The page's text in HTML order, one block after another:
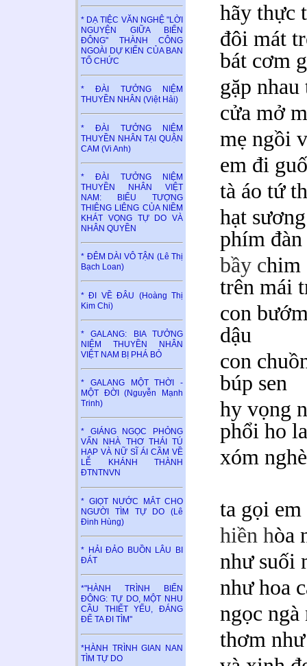
* DẠ TIỆC VĂN NGHỆ "LỜI
NGUYỆN GIỮA BIỂN
ĐÔNG" THÀNH CÔNG
NGOÀI DỰ KIẾN CỦA BAN
TỔ CHỨC
* ĐÀI TƯỞNG NIỆM
THUYỀN NHÂN (Việt Hải)
* ĐÀI TƯỞNG NIỆM
THUYỀN NHÂN TẠI QUẬN
CAM (Vi Anh)
* ĐÀI TƯỞNG NIỆM
THUYỀN NHÂN VIỆT
NAM: BIỂU TƯỢNG
THIÊNG LIÊNG CỦA NIỀM
KHÁT VỌNG TỰ DO VÀ
NHÂN QUYỀN
* ĐÊM DÀI VÔ TẬN (Lê Thị
Bạch Loan)
* ĐI VỀ ĐÂU (Hoàng Thị
Kim Chi)
* GALANG: BIA TƯỞNG
NIỆM THUYỀN NHÂN
VIỆT NAM BỊ PHÁ BỎ
* GALANG MỘT THỜI -
MỘT ĐỜI (Nguyễn Mạnh
Trinh)
* GIÁNG NGỌC PHỎNG
VẤN NHÀ THƠ THÁI TÚ
HẠP VÀ NỮ SĨ ÁI CẦM VỀ
LỄ KHÁNH THÀNH
ĐTNTNVN
* GIỌT NƯỚC MẮT CHO
NGƯỜI TÌM TỰ DO (Lê
Đinh Hùng)
* HẢI ĐẢO BUỒN LÂU BI
ĐÁT
*"HÀNH TRÌNH BIỂN
ĐÔNG: TỰ DO, MỘT NHU
CẦU THIẾT YẾU, ĐÁNG
ĐỂ TA ĐI TÌM"
*HÀNH TRÌNH GIAN NAN
TÌM TỰ DO
hãy thực
đôi mát
bát cơm
gặp
cửa mở
mẹ ngồi
em đi
tà áo tứ
hạt
phím đàn
bầy chim
trên mái
con
dậu
con
búp sen
hy vọng
phổi ho
xóm
ta gọi
hiền hòa
như suối
như hoa
ngọc
thơm